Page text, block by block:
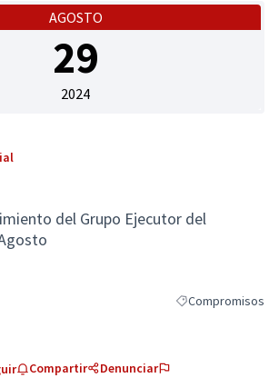
AGOSTO
29
2024
del Grupo Ejecutor del
Resultados al
Compromisos
Compartir Denunciar